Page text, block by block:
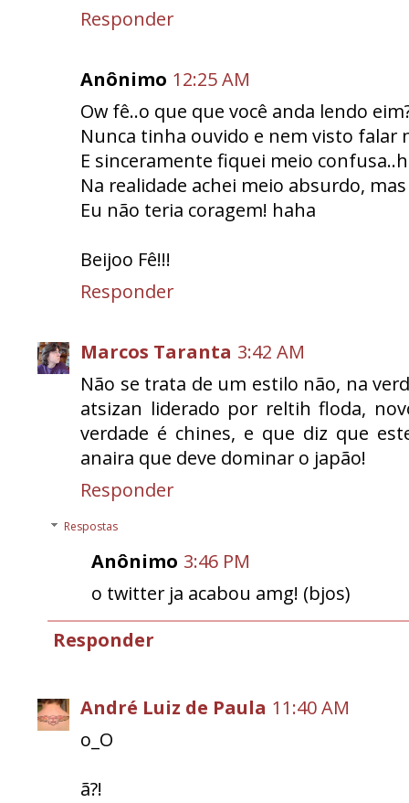
Responder
Anônimo 12:25 AM
Ow fê..o que que você anda lendo
Nunca tinha ouvido e nem visto falar
E sinceramente fiquei meio
Na realidade achei meio absurdo,
Eu não teria coragem! haha
Beijoo Fê!!!
Responder
Marcos Taranta 3:42 AM
Não se trata de um estilo não, na
atsizan liderado por reltih floda,
verdade é chines, e que diz que
anaira que deve dominar o japão!
Responder
Respostas
Anônimo 3:46 PM
o twitter ja acabou amg! (bjos)
Responder
André Luiz de Paula 11:40 AM
o_O
ã?!